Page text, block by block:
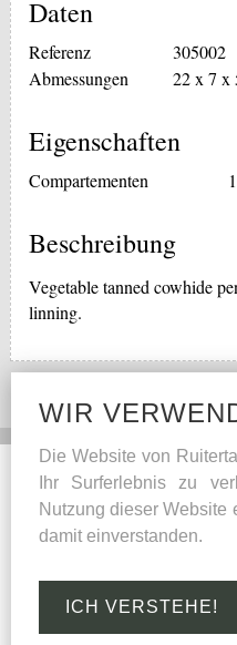
Daten
Referenz
305002
Abmessungen
22 x 7 x
Eigenschaften
Compartementen 1
Beschreibung
Vegetable tanned cowhide
linning.
Social Media
Facebook
WIR
Die Website von
Ihr Surferlebnis zu
Nutzung dieser Website
damit einverstanden.
ICH VERSTEHE!